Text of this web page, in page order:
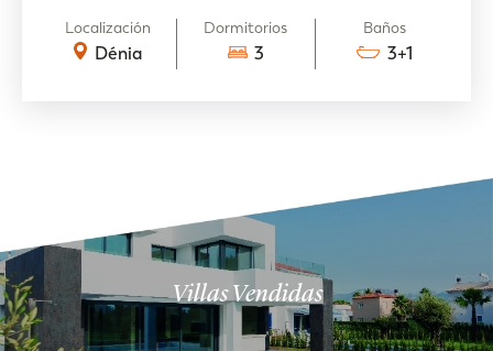
Localización
Dénia
Dormitorios
3
Baños
3+1
Villas Vendidas